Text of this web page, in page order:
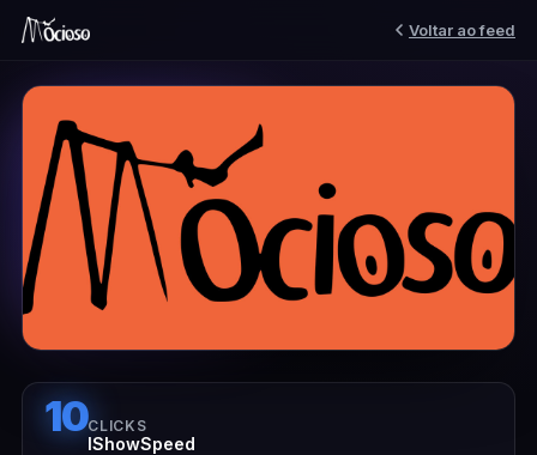
Voltar ao feed
10CLICKS
IShowSpeed